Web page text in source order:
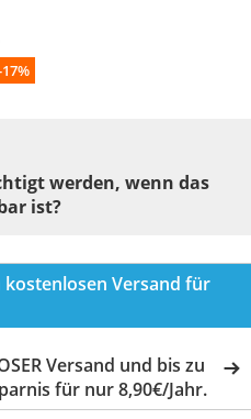
werden, wenn das
ist?
Versand für
Versand und bis zu
für nur 8,90€/Jahr.